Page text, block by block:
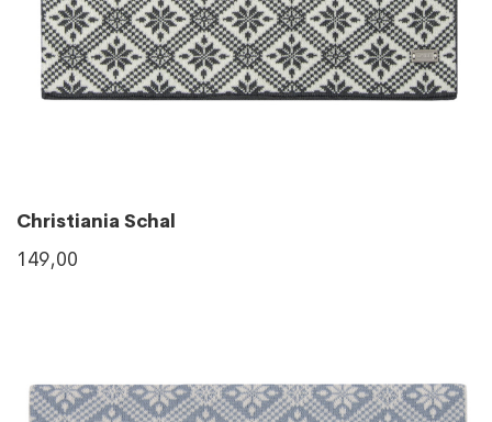
Christiania Schal
149,00